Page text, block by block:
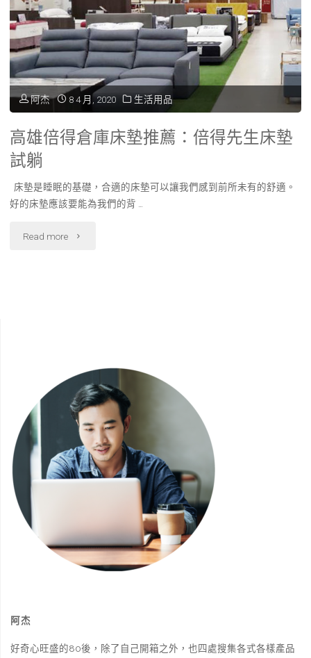
阿杰 8 4 月, 2020 生活用品
高雄倍得倉庫床墊推薦：倍得先生床墊
試躺
床墊是睡眠的基礎，合適的床墊可以讓我們感到前所未有的舒適。
好的床墊應該要能為我們的背 …
Read more "高
庫
床
墊
推
薦：
得
先
墊
阿杰
好奇心旺盛的80後，除了自己開箱之外，也四處搜集各式各樣產品